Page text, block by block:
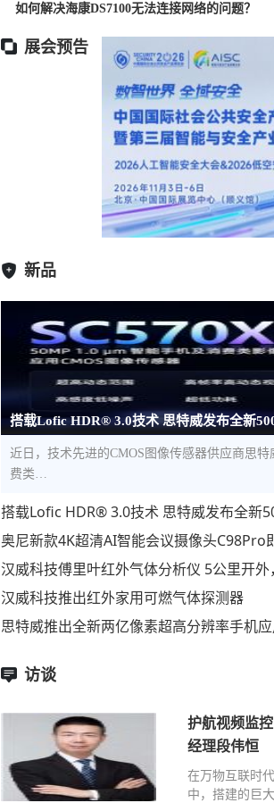
如何解决海康DS7100无法连接网络的问题？
展会预告
新品
搭载Lofic HDR® 3.0技术 思特威发布全新
近日，技术先进的CMOS图像传感器供应商思特
费类…
搭载Lofic HDR® 3.0技术 思特威发布全新
奥尼新款4K超清AI智能会议摄像头C98Pro
汉威科技傅里叶红外气体分析仪 5公里开
汉威科技推出红外家用可燃气体探测器
思特威推出全新两亿像素超高分辨率手机
访谈
护航视频监
经理段伟恒
在万物互联时
中，搭建的巨